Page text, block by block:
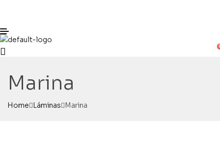
Marina
Home Láminas Marina